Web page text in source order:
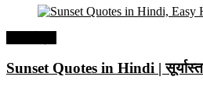
Sunset Quotes in Hindi |